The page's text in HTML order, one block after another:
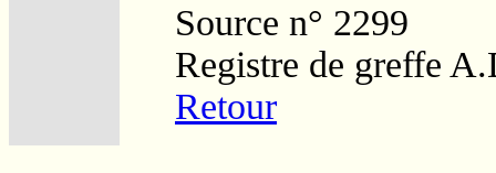
Source n° 2299
Registre de greffe
Retour